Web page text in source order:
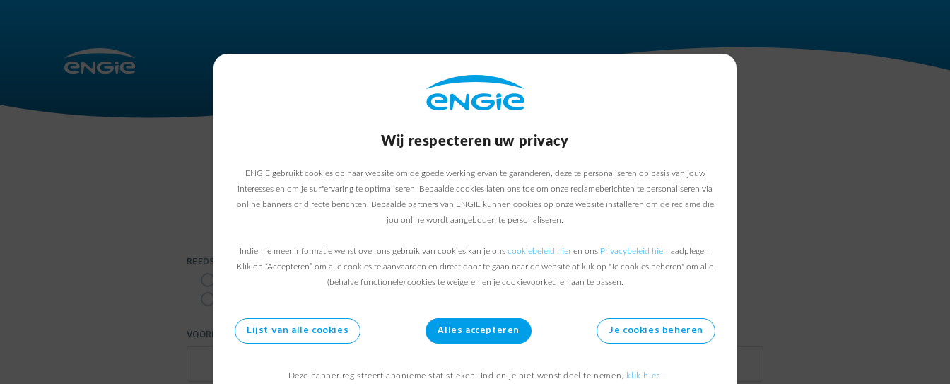
Energieaudit
REEDS KLANT?
VOORNAAM NAAM
Wij respecteren uw privacy
ENGIE gebruikt cookies op haar website om de goede werking ervan te garanderen, deze te personaliseren op basis van jouw
interesses en om je surfervaring te optimaliseren. Bepaalde cookies laten ons toe om onze reclameberichten te personaliseren via
online banners of directe berichten. Bepaalde partners van ENGIE kunnen cookies op onze website installeren om de reclame die
jou online wordt aangeboden te personaliseren.
Indien je meer informatie wenst over ons gebruik van cookies kan je ons cookiebeleid hieren ons Privacybeleid hierraadplegen.
Klik op “Accepteren” om alle cookies te aanvaarden en direct door te gaan naar de website of klik op "Je cookies beheren" om alle
(behalve functionele) cookies te weigeren en je cookievoorkeuren aan te passen.
Lijst van alle cookies Alles accepteren Je cookies beheren
Deze banner registreert anonieme statistieken. Indien je niet wenst deel te nemen, klik hier